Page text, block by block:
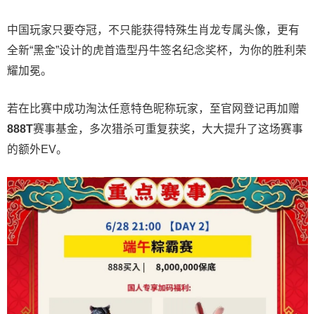
中国玩家只要夺冠，不只能获得特殊生肖龙专属头像，更有
全新“黑金”设计的虎首造型丹牛签名纪念奖杯，为你的胜利荣
耀加冕。
若在比赛中成功淘汰任意特色昵称玩家，至官网登记再加赠
888T赛事基金，多次猎杀可重复获奖，大大提升了这场赛事
的额外EV。